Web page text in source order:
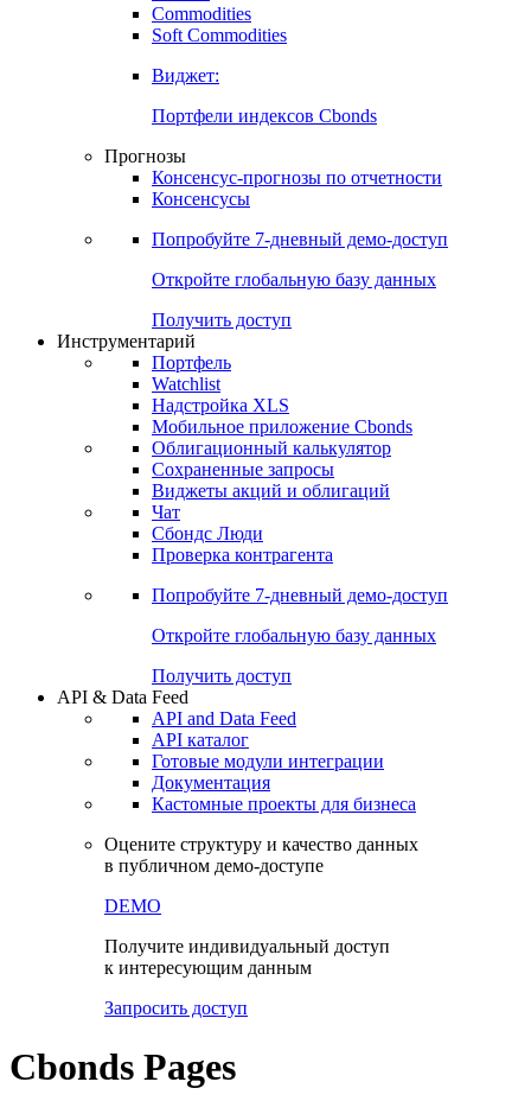
Commodities
Золото
Бензин
Soft Commodities
Виджет:
Портфели индексов Cbonds
Прогнозы
Консенсусы
Попробуйте7-дневный
Откройте глобальную базу данных
Получить доступ
Инструментарий
Портфель
Watchlist
Надстройка XLS
Мобильное приложение Cbonds
Облигационный калькулятор
Сохраненные запросы
Чат
Проверка контрагента
Попробуйте7-дневный
Откройте глобальную базу данных
Получить доступ
API & Data Feed
API and Data Feed
Готовые модули интеграции
Документация
в публичном демо-доступе
к интересующим данным
Запросить доступ